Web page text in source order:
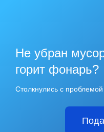
Не убран
горит фонарь?
Столкнулись с